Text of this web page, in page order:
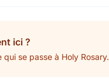
ici ?
se passe à Holy Rosary.